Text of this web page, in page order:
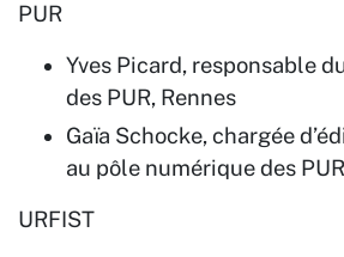
PUR
Yves Picard, responsable
des PUR, Rennes
Gaïa Schocke, chargée
au pôle numérique des
URFIST